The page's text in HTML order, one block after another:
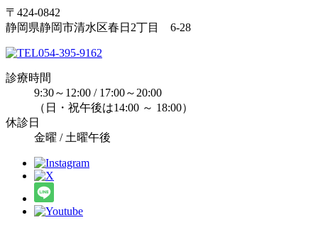
〒424-0842
静岡県静岡市清水区春日2丁目 6-28
054-395-9162
診療時間
9:30～12:00 / 17:00～20:00
（日・祝午後は14:00 ～ 18:00）
休診日
金曜 / 土曜午後